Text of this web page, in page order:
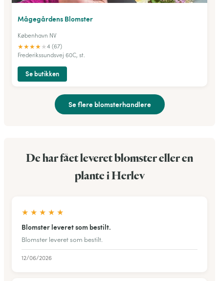
Mågegårdens Blomster
København NV
★★★★★4 (67)
Frederikssundsvej 60C, st.
Se butikken
Se flere blomsterhandlere
De har fået leveret blomster eller en
plante i Herlev
★ ★ ★ ★ ★
Blomster leveret som bestilt.
Blomster leveret som bestilt.
12/06/2026